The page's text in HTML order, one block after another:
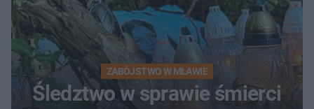
ZABÓJSTWO W MŁAWIE
Śledztwo w sprawie śmierci